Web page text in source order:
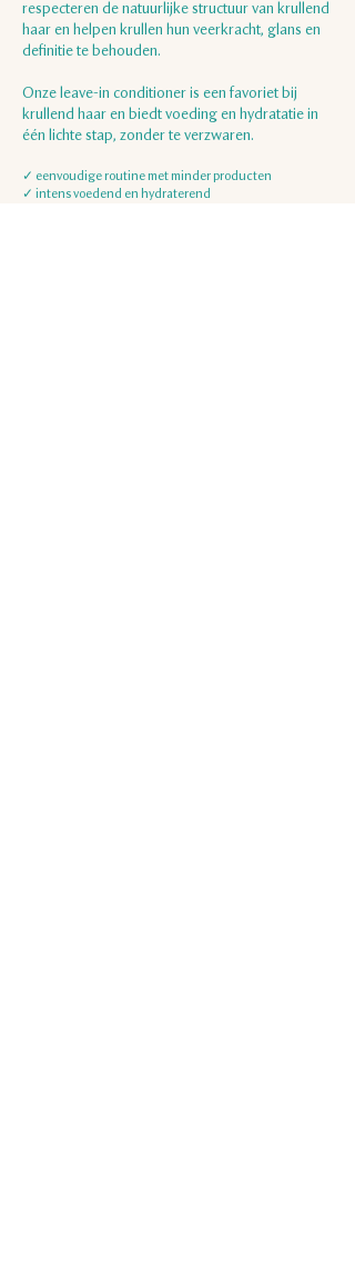
respecteren de natuurlijke structuur van krullend
haar en helpen krullen hun veerkracht, glans en
definitie te behouden.
Onze leave-in conditioner is een favoriet bij
krullend haar en biedt voeding en hydratatie in
één lichte stap, zonder te verzwaren.
✓ eenvoudige routine met minder producten
✓ intens voedend en hydraterend